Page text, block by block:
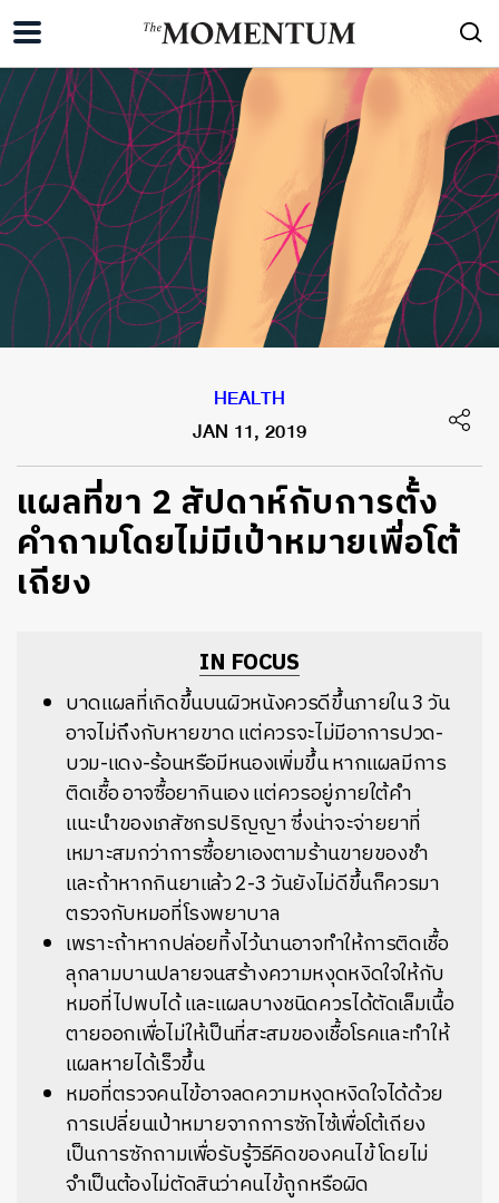
HEALTH
JAN 11, 2019
แผลที่ขา 2 สัปดาห์กับการตั้ง
คำถามโดยไม่มีเป้าหมายเพื่อโต้
เถียง
IN FOCUS
บาดแผลที่เกิดขึ้นบนผิวหนังควรดีขึ้นภายใน 3 วัน
อาจไม่ถึงกับหายขาด แต่ควรจะไม่มีอาการปวด-
บวม-แดง-ร้อนหรือมีหนองเพิ่มขึ้น หากแผลมีการ
ติดเชื้อ อาจซื้อยากินเอง แต่ควรอยู่ภายใต้คำ
แนะนำของเภสัชกรปริญญา ซึ่งน่าจะจ่ายยาที่
เหมาะสมกว่าการซื้อยาเองตามร้านขายของชำ
และถ้าหากกินยาแล้ว 2-3 วันยังไม่ดีขึ้นก็ควรมา
ตรวจกับหมอที่โรงพยาบาล
เพราะถ้าหากปล่อยทิ้งไว้นานอาจทำให้การติดเชื้อ
ลุกลามบานปลายจนสร้างความหงุดหงิดใจให้กับ
หมอที่ไปพบได้ และแผลบางชนิดควรได้ตัดเล็มเนื้อ
ตายออกเพื่อไม่ให้เป็นที่สะสมของเชื้อโรคและทำให้
แผลหายได้เร็วขึ้น
หมอที่ตรวจคนไข้อาจลดความหงุดหงิดใจได้ด้วย
การเปลี่ยนเป้าหมายจากการซักไซ้เพื่อโต้เถียง
เป็นการซักถามเพื่อรับรู้วิธีคิดของคนไข้ โดยไม่
จำเป็นต้องไม่ตัดสินว่าคนไข้ถูกหรือผิด